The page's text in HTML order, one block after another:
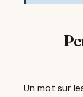
Un mot sur